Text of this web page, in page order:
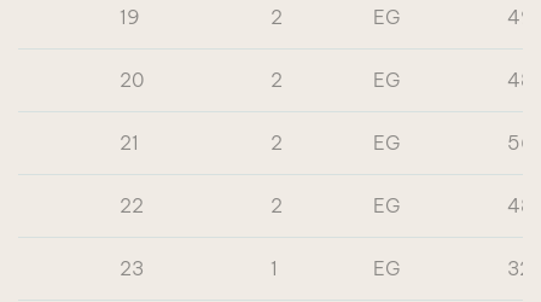
19 2 EG
20 2 EG
21 2 EG
22 2 EG
23 1 EG